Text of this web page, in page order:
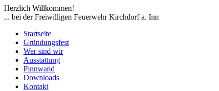
Herzlich Willkommen!
... bei der Freiwilligen Feuerwehr Kirchdorf a. Inn
Startseite
Gründungsfest
Wer sind wir
Ausstattung
Pinnwand
Downloads
Kontakt